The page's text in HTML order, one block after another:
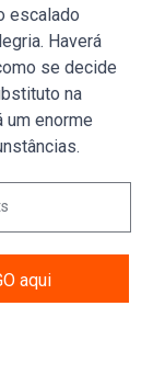
escalado
Haverá
se decide
na
um enorme
aqui